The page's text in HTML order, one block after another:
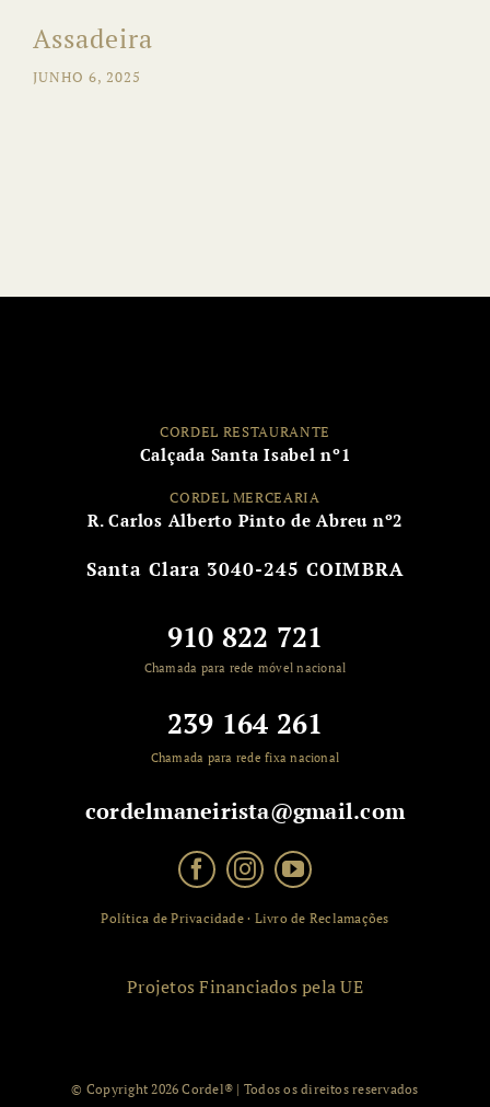
Assadeira
JUNHO 6, 2025
CORDEL RESTAURANTE
Calçada Santa Isabel nº1
CORDEL MERCEARIA
R. Carlos Alberto Pinto de Abreu nº2
Santa Clara 3040-245 COIMBRA
910 822 721
Chamada para rede móvel nacional
239 164 261
Chamada para rede fixa nacional
cordelmaneirista@gmail.com
Política de Privacidade· Livro de Reclamações
Projetos Financiados pela UE
© Copyright 2026 Cordel® | Todos os direitos reservados